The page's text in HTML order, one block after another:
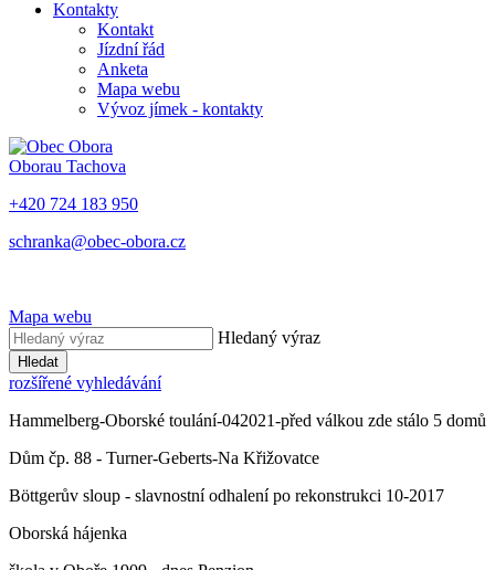
Kontakty
Kontakt
Jízdní řád
Anketa
Mapa webu
Vývoz jímek - kontakty
Oborau Tachova
+420 724 183 950
schranka@obec-obora.cz
Mapa webu
Hledaný výraz
Hledat
rozšířené vyhledávání
Hammelberg-Oborské toulání-042021-před válkou zde stálo 5 domů
Dům čp. 88 - Turner-Geberts-Na Křižovatce
Böttgerův sloup - slavnostní odhalení po rekonstrukci 10-2017
Oborská hájenka